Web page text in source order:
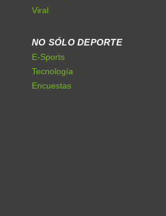
Viral
NO SÓLO DEPORTE
E-Sports
Tecnología
Encuestas